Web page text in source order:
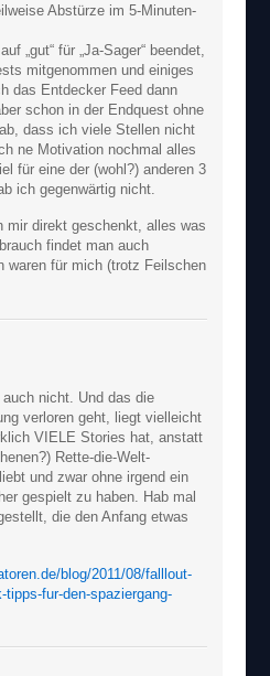
Abstürze im 5-Minuten-
„gut“ für „Ja-Sager“ beendet,
mitgenommen und einiges
das Entdecker Feed dann
schon in der Endquest ohne
dass ich viele Stellen nicht
ne Motivation nochmal alles
für eine der (wohl?) anderen 3
ich gegenwärtig nicht.
mir direkt geschenkt, alles was
findet man auch
waren für mich (trotz Feilschen
nicht. Und das die
verloren geht, liegt vielleicht
VIELE Stories hat, anstatt
Rette-die-Welt-
und zwar ohne irgend ein
gespielt zu haben. Hab mal
die den Anfang etwas
blog/2011/08/falllout-
fur-den-spaziergang-